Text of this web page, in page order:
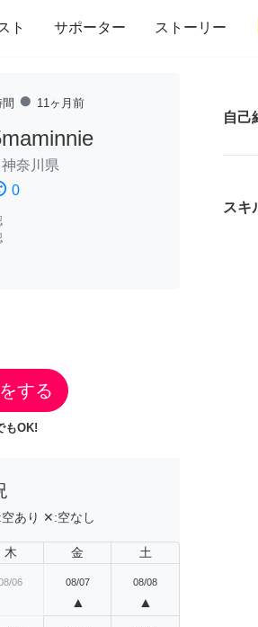
ト サポーター ストーリー
インテリア 趣味・習い事 ペ
fiber_manual_record 11ヶ月前
神奈川県
0
する
もOK!
空あり ✕:空なし
木 金 土
06 08/07
▲
08/08
▲
自己
スキ